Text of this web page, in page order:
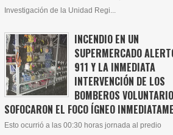
Investigación de la Unidad Regi...
INCENDIO EN UN
SUPERMERCADO
911 Y LA INMEDIATA
INTERVENCIÓN DE LOS
BOMBEROS
SOFOCARON EL FOCO ÍGNEO
Esto ocurrió a las 00:30 horas jornada al predio